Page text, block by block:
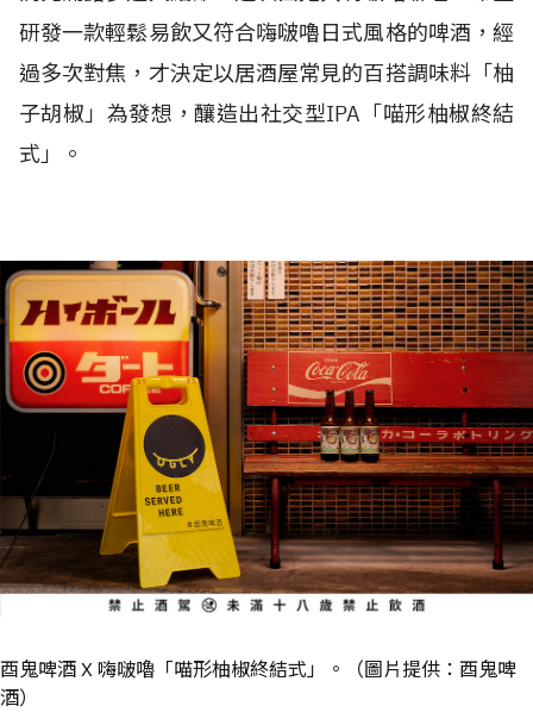
研發一款輕鬆易飲又符合嗨啵嚕日式風格的啤酒，經
過多次對焦，才決定以居酒屋常見的百搭調味料「柚
子胡椒」為發想，釀造出社交型IPA「喵形柚椒終結
式」。
酉鬼啤酒 X 嗨啵嚕「喵形柚椒終結式」。（圖片提供：酉鬼啤
酒）